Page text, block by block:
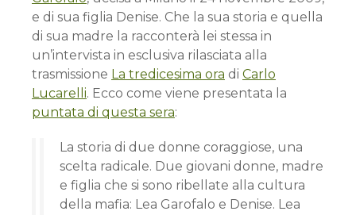
e di sua figlia Denise. Che la sua storia e quella
di sua madre la racconterà lei stessa in
un’intervista in esclusiva rilasciata alla
trasmissione La tredicesima ora di Carlo
Lucarelli. Ecco come viene presentata la
puntata di questa sera:
La storia di due donne coraggiose, una
scelta radicale. Due giovani donne, madre
e figlia che si sono ribellate alla cultura
della mafia: Lea Garofalo e Denise. Lea